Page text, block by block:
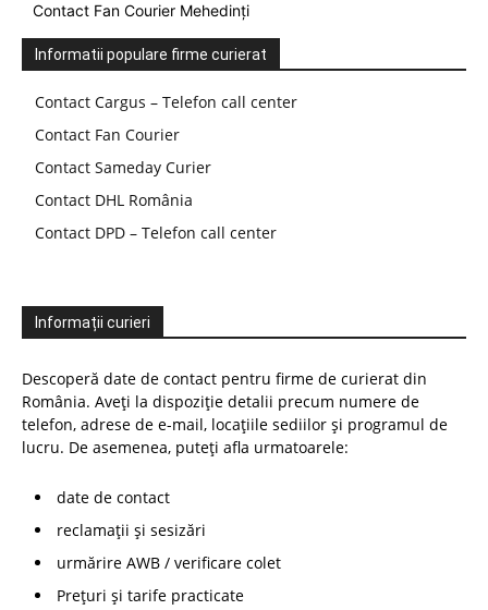
Contact Fan Courier Mehedinți
Informatii populare firme curierat
Contact Cargus – Telefon call center
Contact Fan Courier
Contact Sameday Curier
Contact DHL România
Contact DPD – Telefon call center
Informații curieri
Descoperă date de contact pentru firme de curierat din
România. Aveți la dispoziție detalii precum numere de
telefon, adrese de e-mail, locațiile sediilor și programul de
lucru. De asemenea, puteți afla urmatoarele:
date de contact
reclamații și sesizări
urmărire AWB / verificare colet
Prețuri și tarife practicate